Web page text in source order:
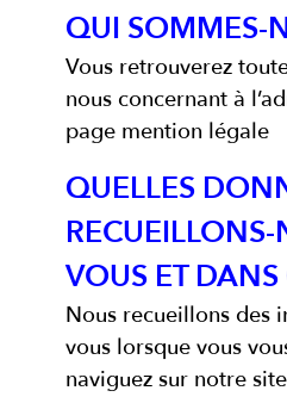
QUI SOMMES-
Vous retrouverez
nous concernant à
page mention légale
QUELLES
RECUEILLONS-
VOUS ET
Nous recueillons des
vous lorsque vous
naviguez sur notre